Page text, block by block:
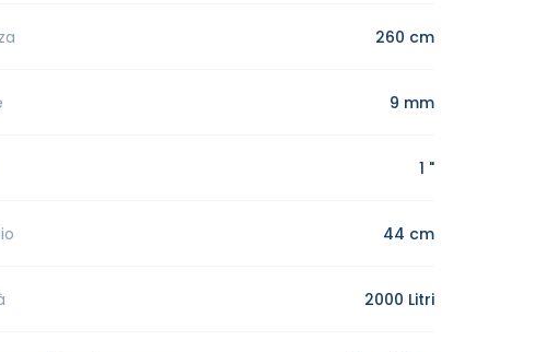
260 cm
9 mm
1 "
44 cm
2000 Litri